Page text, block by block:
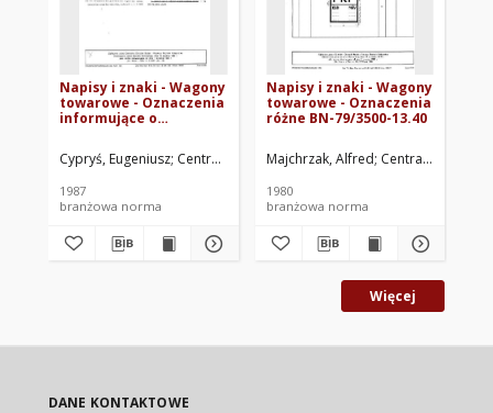
Napisy i znaki - Wagony
towarowe - Oznaczenia
informujące o
BN-86/3500-13/46
Cypryś, Eugeniusz Centralne Biuro Konstrukcyjne Polskich Kolei
1987
branżowa norma
Napisy i znaki - Wagony
towarowe - Oznaczenia
różne BN-79/3500-13.40
Majchrzak, Alfred Centralne Biuro
1980
branżowa norma
Więcej
DANE KONTAKTOWE